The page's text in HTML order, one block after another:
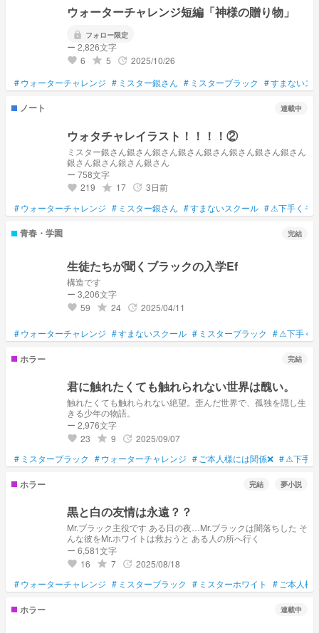
ウォーターチャレンジ短編「神様の贈り物」
lock フォロー限定
ー 2,826文字
favorite 6 grade 5 update 2025/10/26
#ウォーターチャレンジ # ミスター銀さん # ミスターブラック #すまないス
ノート 連載中
ウォタチャレイラスト！！！！②
ミスター銀さん銀さん銀さん銀さん銀さん銀さん銀さん銀さん
銀さん銀さん銀さん銀さん
ー 758文字
favorite 219 grade 17 update 3日前
#ウォーターチャレンジ # ミスター銀さん #すまないスクール #⚠下手くそ
青春・学園 完結
生徒たちが聞くブラックの入学Ef
構造です
ー 3,206文字
favorite 59 grade 24 update 2025/04/11
#ウォーターチャレンジ #すまないスクール # ミスターブラック #⚠下手く
ホラー 完結
君に触れたくても触れられない世界は醜い。
触れたくても触れられない絶望。歪んだ世界で、孤独を隠し生
きる少年の物語。
ー 2,976文字
favorite 23 grade 9 update 2025/09/07
# ミスターブラック #ウォーターチャレンジ # ご本人様には関係❌ #⚠下手
ホラー 完結 夢小説
黒と白の友情は永遠？？
Mr.ブラック主役です ある日の夜…Mr.ブラックは闇落ちした そ
んな彼をMr.ホワイトは救おうと ある人の所へ行く
ー 6,581文字
favorite 16 grade 7 update 2025/08/18
#ウォーターチャレンジ # ミスターブラック # ミスターホワイト # ご本人様
ホラー 連載中